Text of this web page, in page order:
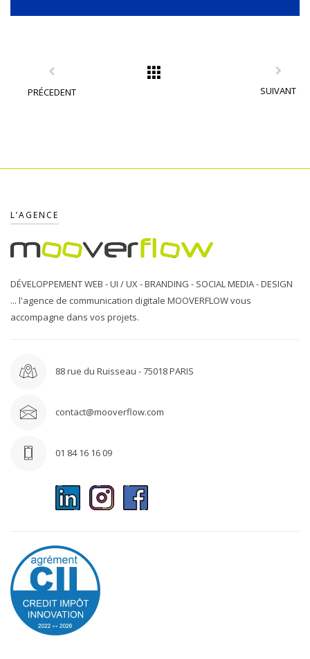
PRÉCEDENT SUIVANT
L’AGENCE
DÉVELOPPEMENT WEB - UI / UX - BRANDING - SOCIAL MEDIA - DESIGN
... l'agence de communication digitale MOOVERFLOW vous
accompagne dans vos projets.
88 rue du Ruisseau - 75018 PARIS
contact@mooverflow.com
01 84 16 16 09